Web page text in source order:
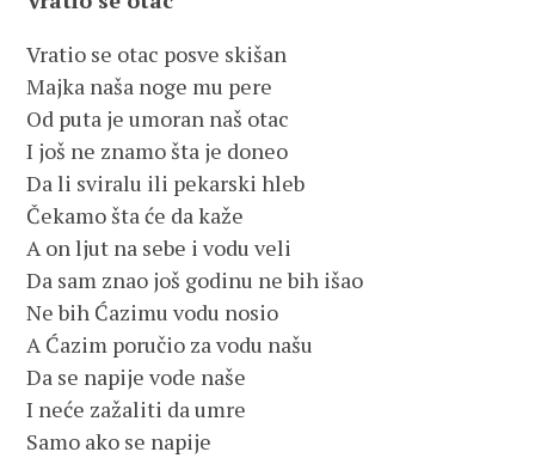
Vratio se otac posve skišan
Majka naša noge mu pere
Od puta je umoran naš otac
I još ne znamo šta je doneo
Da li sviralu ili pekarski hleb
Čekamo šta će da kaže
A on ljut na sebe i vodu veli
Da sam znao još godinu ne bih išao
Ne bih Ćazimu vodu nosio
A Ćazim poručio za vodu našu
Da se napije vode naše
I neće zažaliti da umre
Samo ako se napije